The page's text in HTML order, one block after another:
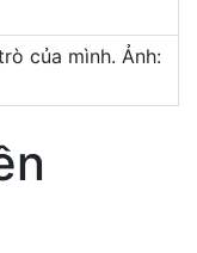
của mình. Ảnh: